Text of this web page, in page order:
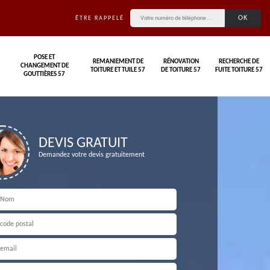
ÊTRE RAPPELÉ
POSE ET
CHANGEMENT DE
GOUTTIÈRES 57
REMANIEMENT DE
TOITURE ET TUILE 57
RÉNOVATION
DE TOITURE 57
RECHERCHE DE
FUITE TOITURE 57
DEVIS GRATUIT
Demandez votre devis gratuitement